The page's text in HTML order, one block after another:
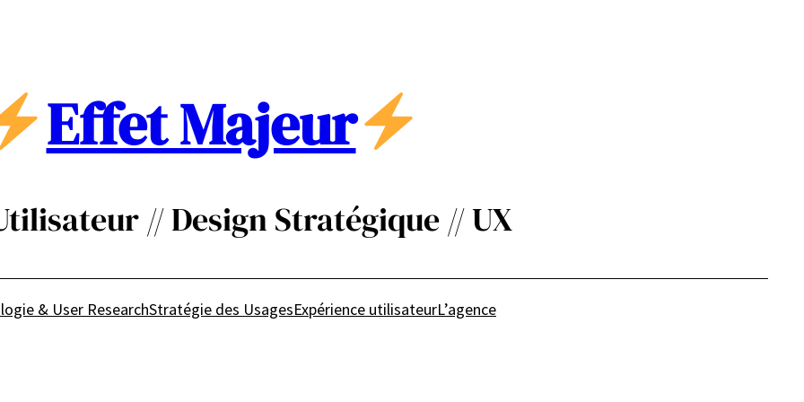
Effet Majeur
// Design Stratégique // UX
& User ResearchStratégie des UsagesExpérience utilisateurL’agence